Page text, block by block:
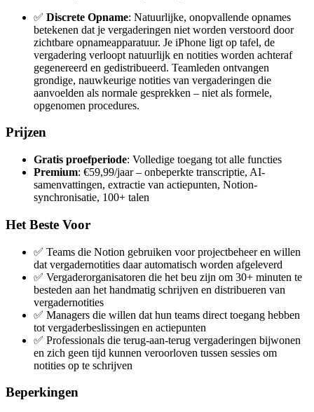
✅ Discrete Opname: Natuurlijke, onopvallende opnames
betekenen dat je vergaderingen niet worden verstoord door
zichtbare opnameapparatuur. Je iPhone ligt op tafel, de
vergadering verloopt natuurlijk en notities worden achteraf
gegenereerd en gedistribueerd. Teamleden ontvangen
grondige, nauwkeurige notities van vergaderingen die
aanvoelden als normale gesprekken – niet als formele,
opgenomen procedures.
Prijzen
Gratis proefperiode: Volledige toegang tot alle functies
Premium: €59,99/jaar – onbeperkte transcriptie, AI-
samenvattingen, extractie van actiepunten, Notion-
synchronisatie, 100+ talen
Het Beste Voor
✅ Teams die Notion gebruiken voor projectbeheer en willen
dat vergadernotities daar automatisch worden afgeleverd
✅ Vergaderorganisatoren die het beu zijn om 30+ minuten te
besteden aan het handmatig schrijven en distribueren van
vergadernotities
✅ Managers die willen dat hun teams direct toegang hebben
tot vergaderbeslissingen en actiepunten
✅ Professionals die terug-aan-terug vergaderingen bijwonen
en zich geen tijd kunnen veroorloven tussen sessies om
notities op te schrijven
Beperkingen